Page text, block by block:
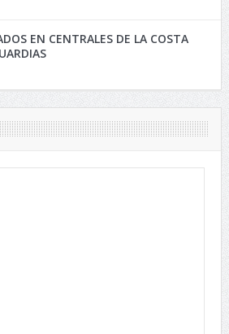
EN CENTRALES DE LA COSTA